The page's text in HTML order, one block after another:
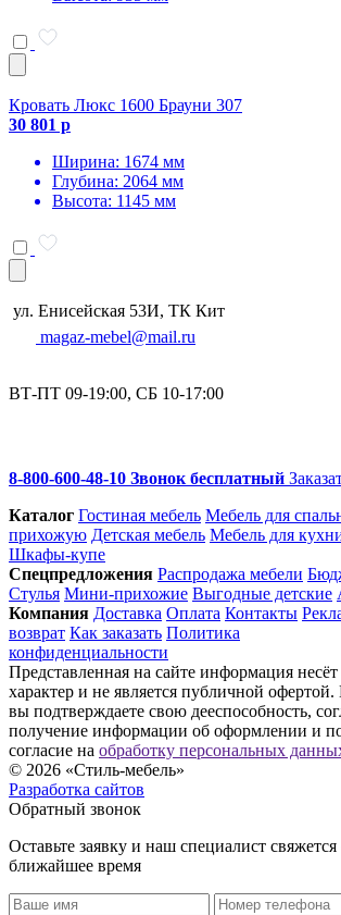
Кровать Люкс 1600 Брауни 307
30 801 р
Ширина: 1674 мм
Глубина: 2064 мм
Высота: 1145 мм
ул. Енисейская 53И, ТК Кит
magaz-mebel@mail.ru
ВТ-ПТ 09-19:00, СБ 10-17:00
8-800-600-48-10 Звонок бесплатный
Каталог Гостиная мебель Мебель для
прихожую Детская мебель Мебель для
Шкафы-купе
Спец­предложения Распродажа мебели
Стулья Мини-прихожие Выгодные детские
Компания Доставка Оплата Контакты
возврат Как заказать Политика
конфиденциальности
Представленная на сайте информация
характер и не является публичной офертой.
вы подтверждаете свою дееспособность,
получение информации об оформлении и
согласие на обработку персональных
© 2026 «Стиль-мебель»
Разработка сайтов
Обратный звонок
Оставьте заявку и наш специалист
ближайшее время